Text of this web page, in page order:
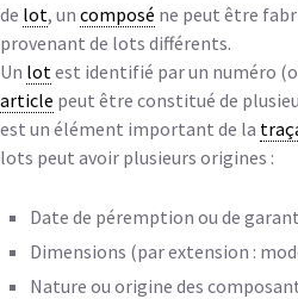
de lot, un composé ne peut être
provenant de lots différents.
Un lotest identifié par un numéro
article peut être constitué de
est un élément important de la
lots peut avoir plusieurs origines :
Date de péremption ou de
Dimensions (par extension :
Nature ou origine des